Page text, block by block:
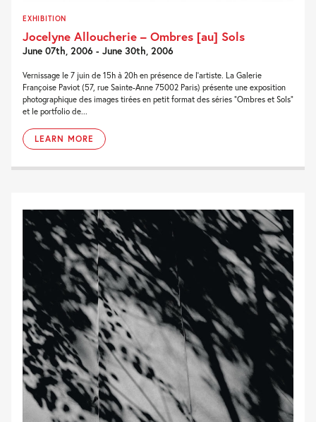
EXHIBITION
Jocelyne Alloucherie – Ombres [au] Sols
June 07th, 2006 - June 30th, 2006
Vernissage le 7 juin de 15h à 20h en présence de l’artiste. La Galerie
Françoise Paviot (57, rue Sainte-Anne 75002 Paris) présente une exposition
photographique des images tirées en petit format des séries “Ombres et Sols”
et le portfolio de...
LEARN MORE